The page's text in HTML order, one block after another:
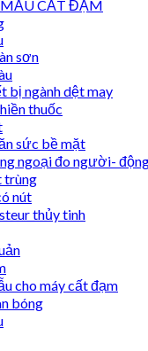
CẤT ĐẠM
sơn
bị ngành dệt may
thuốc
sức bề mặt
ngoại đo người-
trùng
nút
thủy tinh
cho máy cất đạm
bóng